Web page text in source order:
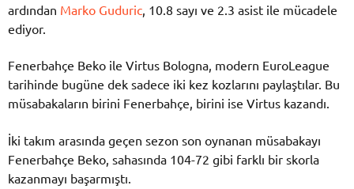
ardından Marko Guduric, 10.8 sayı ve 2.3 asist ile mücadele
ediyor.
Fenerbahçe Beko ile Virtus Bologna, modern EuroLeague
tarihinde bugüne dek sadece iki kez kozlarını paylaştılar. Bu
müsabakaların birini Fenerbahçe, birini ise Virtus kazandı.
İki takım arasında geçen sezon son oynanan müsabakayı
Fenerbahçe Beko, sahasında 104-72 gibi farklı bir skorla
kazanmayı başarmıştı.